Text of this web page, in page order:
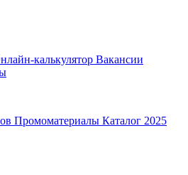
калькулятор Вакансии
Промоматериалы Каталог 2025